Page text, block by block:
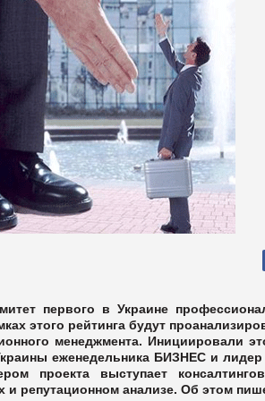
первого в Украине
этого рейтинга будут
менеджмента. Инициировали
еженедельника БИЗНЕС и лидер
проекта выступает
репутационном анализе. Об этом